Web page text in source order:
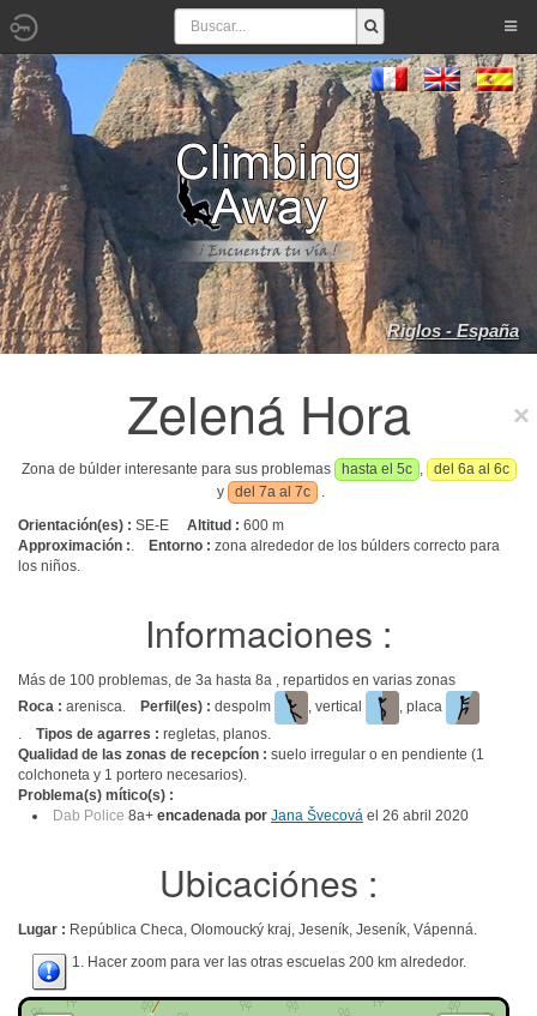
Riglos - España
Zelená Hora
Zona de búlder interesante para sus problemas hasta el 5c ,
del 6a al 6c
y
del 7a al 7c
.
Orientación(es) : SE-E Altitud : 600 m
Approximación :. Entorno : zona alrededor de los búlders correcto para
los niños.
Informaciones :
Más de 100 problemas, de 3a hasta 8a , repartidos en varias zonas
Roca : arenisca. Perfil(es) : despolm , vertical
, placa
. Tipos de agarres : regletas, planos.
Qualidad de las zonas de recepcíon : suelo irregular o en pendiente (1
colchoneta y 1 portero necesarios).
Problema(s) mítico(s) :
Dab Police 8a+ encadenada por Jana Švecová el 26 abril 2020
Ubicaciónes :
Lugar : República Checa, Olomoucký kraj, Jeseník, Jeseník, Vápenná.
1. Hacer zoom para ver las otras escuelas 200 km alrededor.